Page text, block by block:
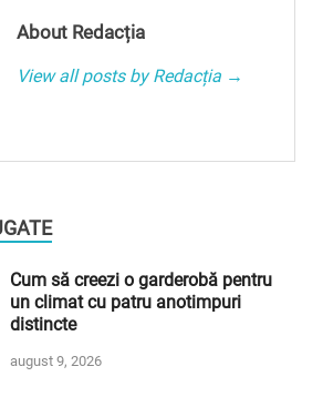
About Redacția
View all posts by Redacția →
Cum să creezi o garderobă pentru
un climat cu patru anotimpuri
distincte
august 9, 2026